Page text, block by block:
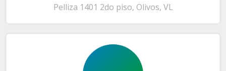
Pelliza 1401 2do piso, Olivos, VL